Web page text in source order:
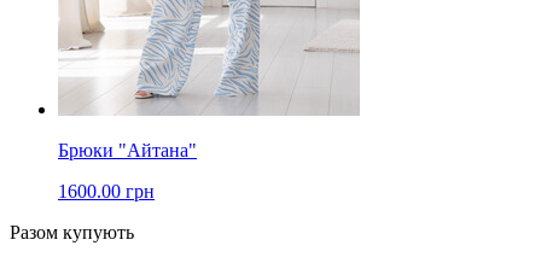
Брюки "Айтана"
1600.00 грн
Разом купують